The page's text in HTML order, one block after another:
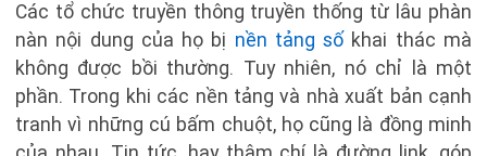
Các tổ chức truyền thông truyền thống từ lâu phàn
nàn nội dung của họ bị nền tảng số khai thác mà
không được bồi thường. Tuy nhiên, nó chỉ là một
phần. Trong khi các nền tảng và nhà xuất bản cạnh
tranh vì những cú bấm chuột, họ cũng là đồng minh